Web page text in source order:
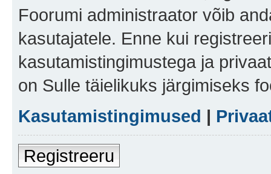
Foorumi administraator võib
kasutajatele. Enne kui
kasutamistingimustega ja
on Sulle täielikuks järgimiseks
Kasutamistingimused |
Registreeru